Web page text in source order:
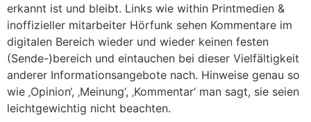
erkannt ist und bleibt. Links wie within Printmedien &
inoffizieller mitarbeiter Hörfunk sehen Kommentare im
digitalen Bereich wieder und wieder keinen festen
(Sende-)bereich und eintauchen bei dieser Vielfältigkeit
anderer Informationsangebote nach. Hinweise genau so
wie ‚Opinion‘, ‚Meinung‘, ‚Kommentar‘ man sagt, sie seien
leichtgewichtig nicht beachten.